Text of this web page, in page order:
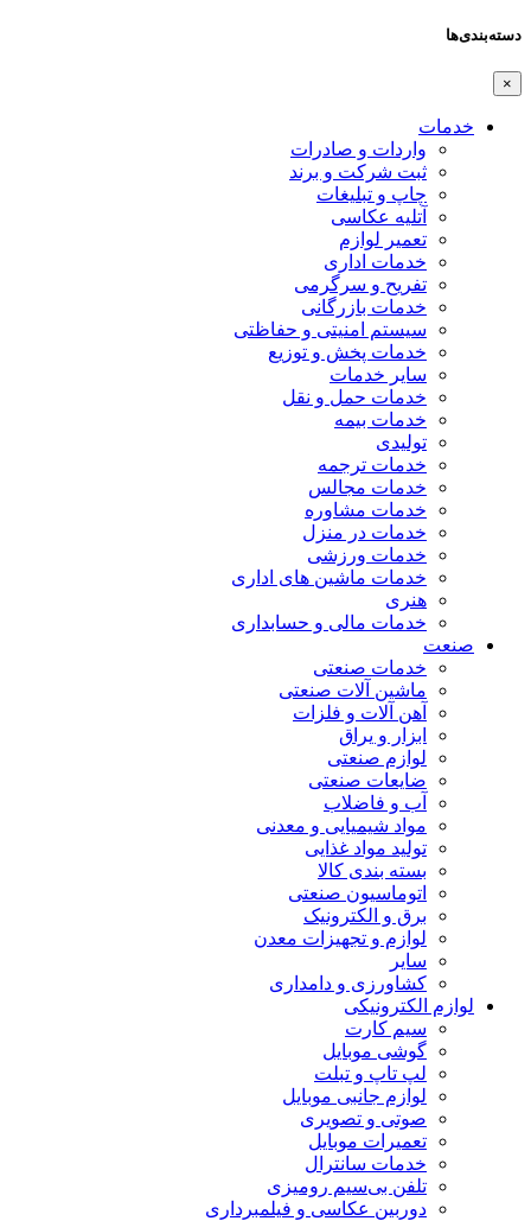
دسته‌بندی‌ها
×
خدمات
واردات و صادرات
ثبت شرکت و برند
چاپ و تبلیغات
آتلیه عکاسی
تعمیر لوازم
خدمات اداری
تفریح و سرگرمی
خدمات بازرگانی
سیستم امنیتی و حفاظتی
خدمات پخش و توزیع
سایر خدمات
خدمات حمل و نقل
خدمات بیمه
تولیدی
خدمات ترجمه
خدمات مجالس
خدمات مشاوره
خدمات در منزل
خدمات ورزشی
خدمات ماشین های اداری
هنری
خدمات مالی و حسابداری
صنعت
خدمات صنعتی
ماشین آلات صنعتی
آهن آلات و فلزات
ابزار و یراق
لوازم صنعتی
ضایعات صنعتی
آب و فاضلاب
مواد شیمیایی و معدنی
تولید مواد غذایی
بسته بندی کالا
اتوماسیون صنعتی
برق و الکترونیک
لوازم و تجهیزات معدن
سایر
کشاورزی و دامداری
لوازم الکترونیکی
سیم کارت
گوشی موبایل
لپ تاپ و تبلت
لوازم جانبی موبایل
صوتی و تصویری
تعمیرات موبایل
خدمات سانترال
تلفن بی‌سیم رومیزی
دوربین عکاسی و فیلمبرداری